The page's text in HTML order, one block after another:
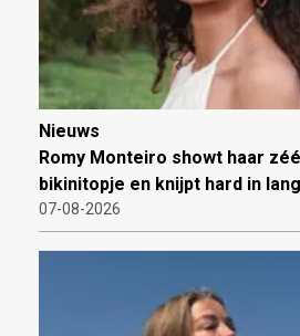
Nieuws
Romy Monteiro showt haar
bikinitopje en knijpt hard in
07-08-2026